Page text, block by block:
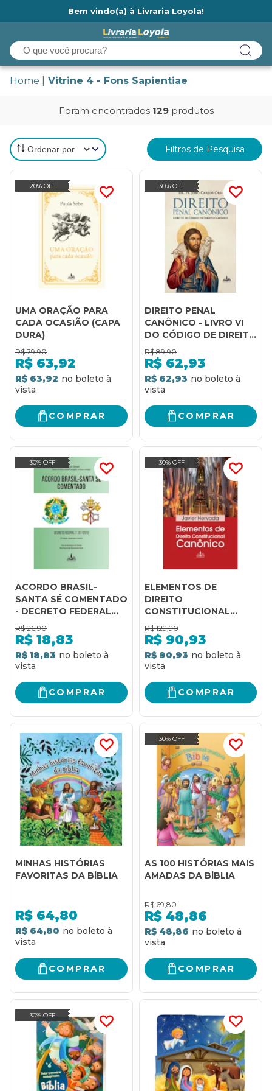
Bem vindo(a) à Livraria Loyola!
Home Vitrine 4 - Fons Sapientiae
Foram encontrados 129produtos
Filtros de Pesquisa
20% OFF
UMA ORAÇÃO PARA
CADA OCASIÃO (CAPA
DURA)
R$ 79,90
R$ 63,92
R$ 63,92
COMPRAR
30% OFF
DIREITO PENAL
CANÔNICO - LIVRO VI
DO CÓDIGO DE DIREITO
CANÔNICO
R$ 89,90
R$ 62,93
R$ 62,93
COMPRAR
30% OFF
ACORDO BRASIL-
SANTA SÉ COMENTADO
- DECRETO FEDERAL
7.107/2010
R$ 26,90
R$ 18,83
R$ 18,83
COMPRAR
30% OFF
ELEMENTOS DE
DIREITO
CONSTITUCIONAL
CANÔNICO
R$ 129,90
R$ 90,93
R$ 90,93
COMPRAR
MINHAS HISTÓRIAS
FAVORITAS DA BÍBLIA
R$ 64,80
R$ 64,80
COMPRAR
30% OFF
AS 100 HISTÓRIAS MAIS
AMADAS DA BÍBLIA
R$ 69,80
R$ 48,86
R$ 48,86
COMPRAR
30% OFF